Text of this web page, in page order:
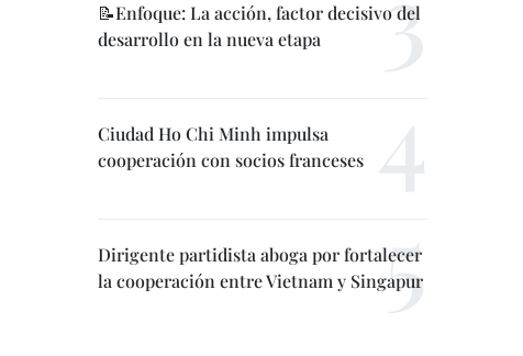
📝Enfoque: La acción, factor decisivo del
desarrollo en la nueva etapa
Ciudad Ho Chi Minh impulsa
cooperación con socios franceses
Dirigente partidista aboga por fortalecer
la cooperación entre Vietnam y Singapur